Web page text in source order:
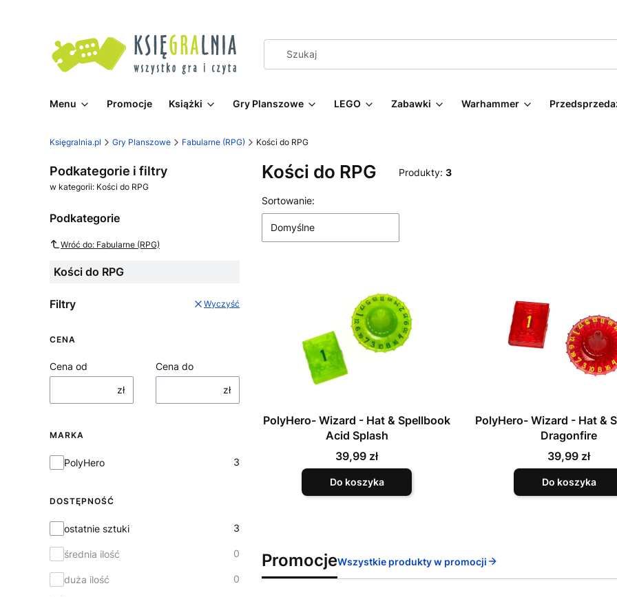
Menu Promocje Książki Gry Planszowe LEGO Zabawki Warhammer
Księgralnia.pl Gry Planszowe Fabularne (RPG) Kości do RPG
Podkategorie i filtry
w kategorii: Kości do RPG
Podkategorie
Wróć do: Fabularne (RPG)
Kości do RPG
Filtry Wyczyść
CENA
Cena od
zł
Cena do
zł
MARKA
MarkaPolyHero 3
DOSTĘPNOŚĆ
Dostępność
ostatnie sztuki 3
średnia ilość 0
duża ilość 0
Kości do RPG Produkty: 3
Lista produktów
Sortowanie:
Domyślne
PolyHero- Wizard - Hat & Spellbook
Acid Splash
Cena
39,99 zł
Do koszyka
PolyHero- Wizard - Hat &
Dragonfire
Cena
39,99 zł
Do koszyka
PromocjeWszystkie produkty w promocji